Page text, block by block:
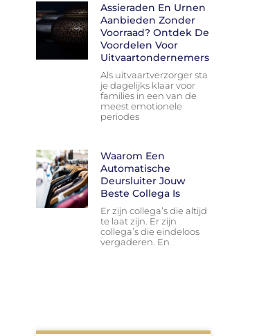
Assieraden En Urnen
Aanbieden Zonder
Voorraad? Ontdek De
Voordelen Voor
Uitvaartondernemers
Als uitvaartverzorger sta
je dagelijks klaar voor
families in een van de
meest emotionele
periodes
Waarom Een
Automatische
Deursluiter Jouw
Beste Collega Is
Er zijn collega’s die altijd
te laat zijn. Er zijn
collega’s die eindeloos
vergaderen. En